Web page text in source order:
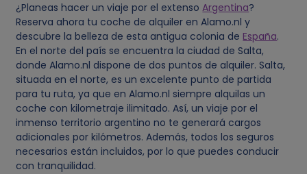
¿Planeas hacer un viaje por el extensoArgentina?
Reserva ahora tu coche de alquiler en Alamo.nl y
descubre la belleza de esta antigua colonia de España.
En el norte del país se encuentra la ciudad de Salta,
donde Alamo.nl dispone de dos puntos de alquiler. Salta,
situada en el norte, es un excelente punto de partida
para tu ruta, ya que en Alamo.nl siempre alquilas un
coche con kilometraje ilimitado. Así, un viaje por el
inmenso territorio argentino no te generará cargos
adicionales por kilómetros. Además, todos los seguros
necesarios están incluidos, por lo que puedes conducir
con tranquilidad.